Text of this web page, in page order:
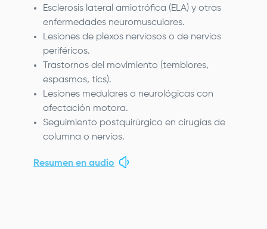
Esclerosis lateral amiotrófica (ELA) y otras
enfermedades neuromusculares.
Lesiones de plexos nerviosos o de nervios
periféricos.
Trastornos del movimiento (temblores,
espasmos, tics).
Lesiones medulares o neurológicas con
afectación motora.
Seguimiento postquirúrgico en cirugías de
columna o nervios.
Resumen en audio